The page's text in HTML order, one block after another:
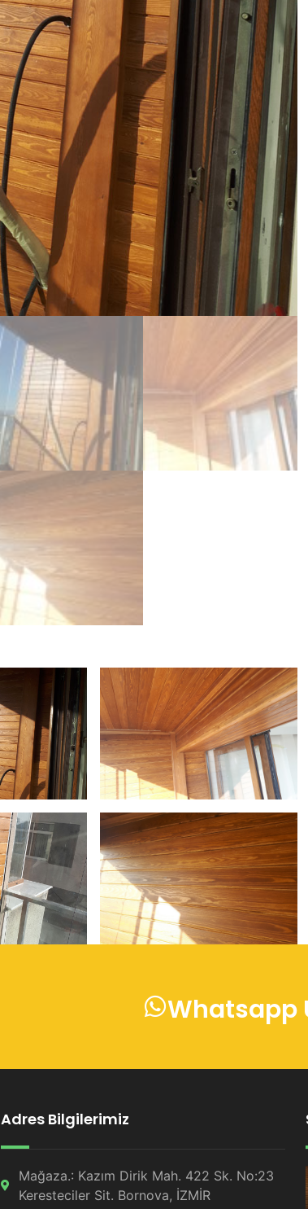
Whatsapp
Adres Bilgilerimiz
Mağaza.: Kazım Dirik Mah. 422 Sk. No:23
Keresteciler Sit. Bornova, İZMİR